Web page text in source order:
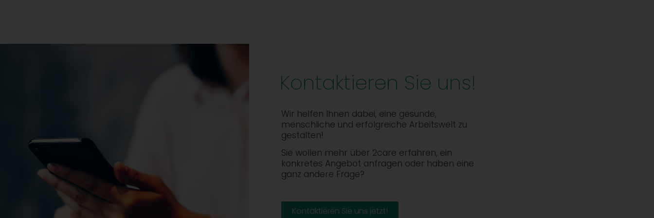
Kontaktieren Sie uns!
Wir helfen Ihnen dabei, eine gesunde,
menschliche und erfolgreiche Arbeitswelt zu
gestalten!
Sie wollen mehr über 2care erfahren, ein
konkretes Angebot anfragen oder haben eine
ganz andere Frage?
Kontaktieren Sie uns jetzt!